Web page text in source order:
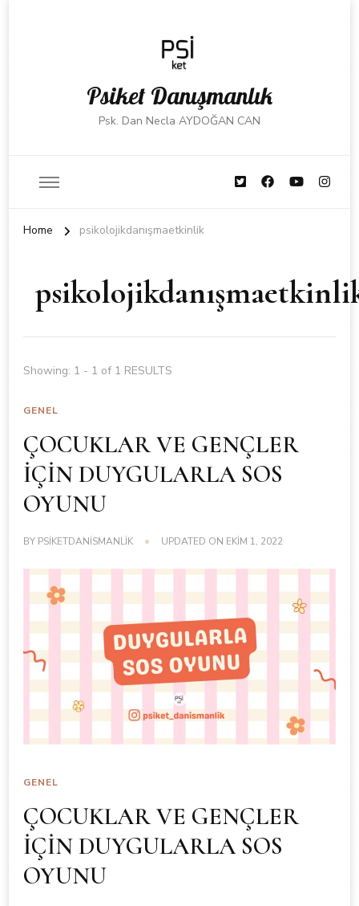
Psiket Danışmanlık
Psk. Dan Necla AYDOĞAN CAN
Home psikolojikdanışmaetkinlik
Showing: 1 - 1 of 1 RESULTS
GENEL
ÇOCUKLAR VE GENÇLER
İÇİN DUYGULARLA SOS
OYUNU
BY PSIKETDANISMANLIK UPDATED ON EKIM 1, 2022
GENEL
ÇOCUKLAR VE GENÇLER
İÇİN DUYGULARLA SOS
OYUNU